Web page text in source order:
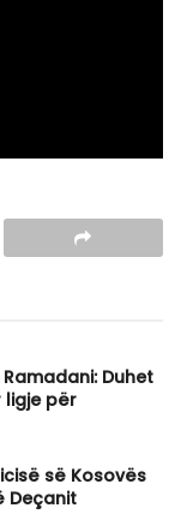
Duhet
ligje për
së Kosovës
Deçanit